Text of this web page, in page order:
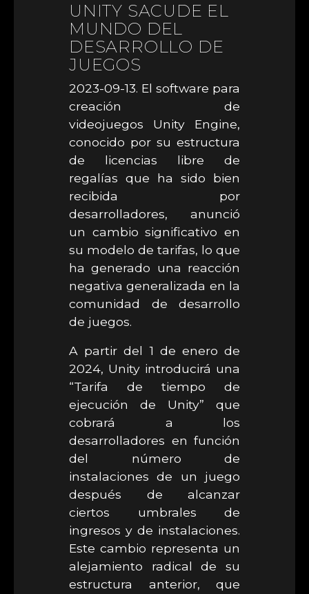
UNITY SACUDE EL
MUNDO DEL
DESARROLLO DE
JUEGOS
2023-09-13. El software para
creación de
videojuegos Unity Engine,
conocido por su estructura
de licencias libre de
regalías que ha sido bien
recibida por
desarrolladores, anunció
un cambio significativo en
su modelo de tarifas, lo que
ha generado una reacción
negativa generalizada en la
comunidad de desarrollo
de juegos.
A partir del 1 de enero de
2024, Unity introducirá una
“Tarifa de tiempo de
ejecución de Unity” que
cobrará a los
desarrolladores en función
del número de
instalaciones de un juego
después de alcanzar
ciertos umbrales de
ingresos y de instalaciones.
Este cambio representa un
alejamiento radical de su
estructura anterior, que